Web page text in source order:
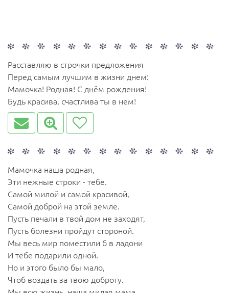
Расставляю в строчки предложения
Перед самым лучшим в жизни днем:
Мамочка! Родная! С днём рождения!
Будь красива, счастлива ты в нем!
Мамочка наша родная,
Эти нежные строки - тебе.
Самой милой и самой красивой,
Самой доброй на этой земле.
Пусть печали в твой дом не заходят,
Пусть болезни пройдут стороной.
Мы весь мир поместили б в ладони
И тебе подарили одной.
Но и этого было бы мало,
Чтоб воздать за твою доброту.